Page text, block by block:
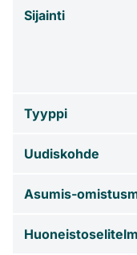
Sijainti
Tyyppi
Uudiskohde
Asumis-